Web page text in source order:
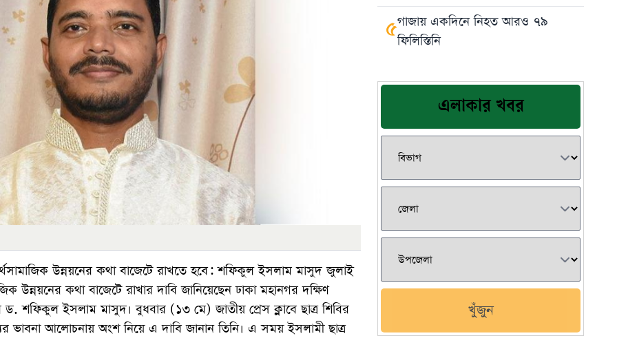
উন্নয়নের কথা বাজেটে রাখতে হবে: শফিকুল ইসলাম মাসুদ জুলাই
উন্নয়নের কথা বাজেটে রাখার দাবি জানিয়েছেন ঢাকা মহানগর দক্ষিণ
ড. শফিকুল ইসলাম মাসুদ। বুধবার (১৩ মে) জাতীয় প্রেস ক্লাবে ছাত্র শিবির
ভাবনা আলোচনায় অংশ নিয়ে এ দাবি জানান তিনি। এ সময় ইসলামী ছাত্র
৫গাজায় একদিনে নিহত আরও ৭৯
ফিলিস্তিনি
এলাকার খবর
খুঁজুন